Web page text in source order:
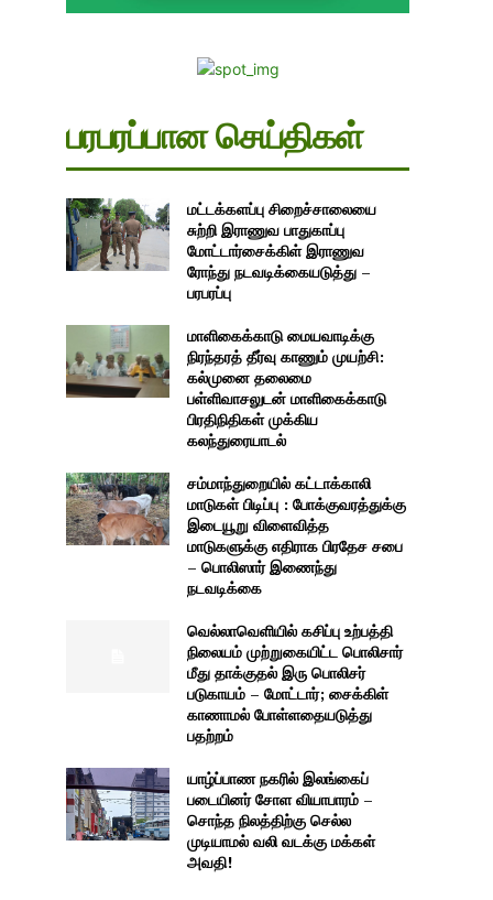
பரபரப்பான செய்திகள்
மட்டக்களப்பு சிறைச்சாலையை
சுற்றி இராணுவ பாதுகாப்பு
மோட்டார்சைக்கிள் இராணுவ
ரோந்து நடவடிக்கையடுத்து –
பரபரப்பு
மாளிகைக்காடு மையவாடிக்கு
நிரந்தரத் தீர்வு காணும் முயற்சி:
கல்முனை தலைமை
பள்ளிவாசலுடன் மாளிகைக்காடு
பிரதிநிதிகள் முக்கிய
கலந்துரையாடல்
சம்மாந்துறையில் கட்டாக்காலி
மாடுகள் பிடிப்பு : போக்குவரத்துக்கு
இடையூறு விளைவித்த
மாடுகளுக்கு எதிராக பிரதேச சபை
– பொலிஸார் இணைந்து
நடவடிக்கை
வெல்லாவெளியில் கசிப்பு உற்பத்தி
நிலையம் முற்றுகையிட்ட பொலிசார்
மீது தாக்குதல் இரு பொலிசர்
படுகாயம் – மோட்டார்; சைக்கிள்
காணாமல் போள்ளதையடுத்து
பதற்றம்
யாழ்ப்பாண நகரில் இலங்கைப்
படையினர் சோள வியாபாரம் –
சொந்த நிலத்திற்கு செல்ல
முடியாமல் வலி வடக்கு மக்கள்
அவதி!